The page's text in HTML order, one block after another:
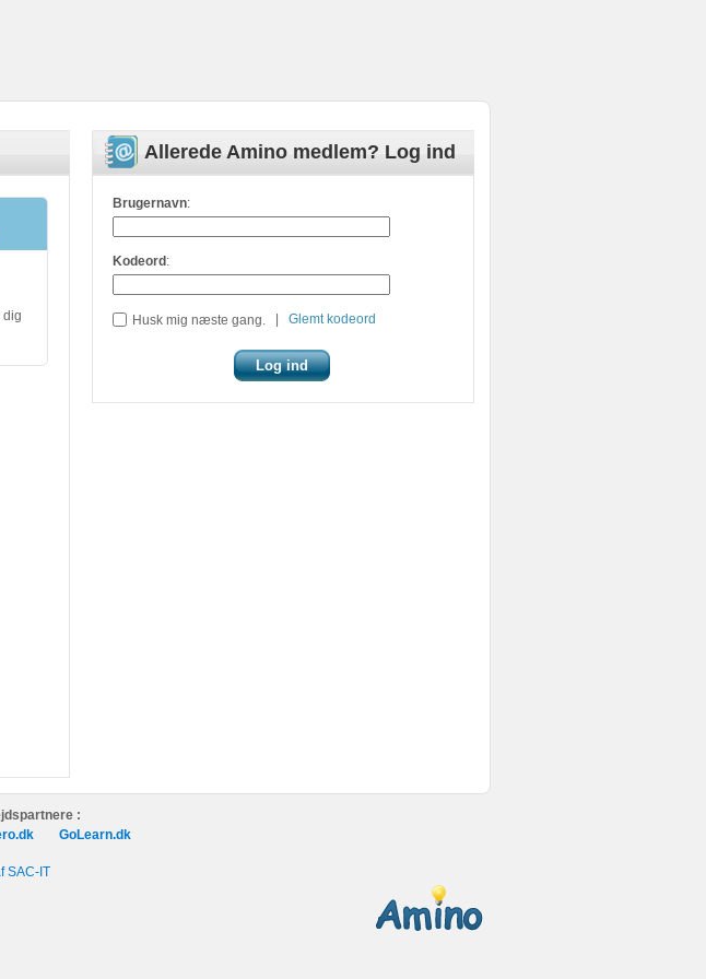
Allerede Amino medlem? Log ind
Brugernavn:
Kodeord :
Husk mig næste gang. Glemt kodeord
dig
:
GoLearn.dk
SAC-IT